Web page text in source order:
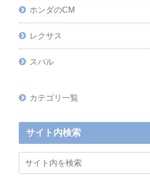
ホンダのCM
レクサス
スバル
カテゴリ一覧
サイト内検索